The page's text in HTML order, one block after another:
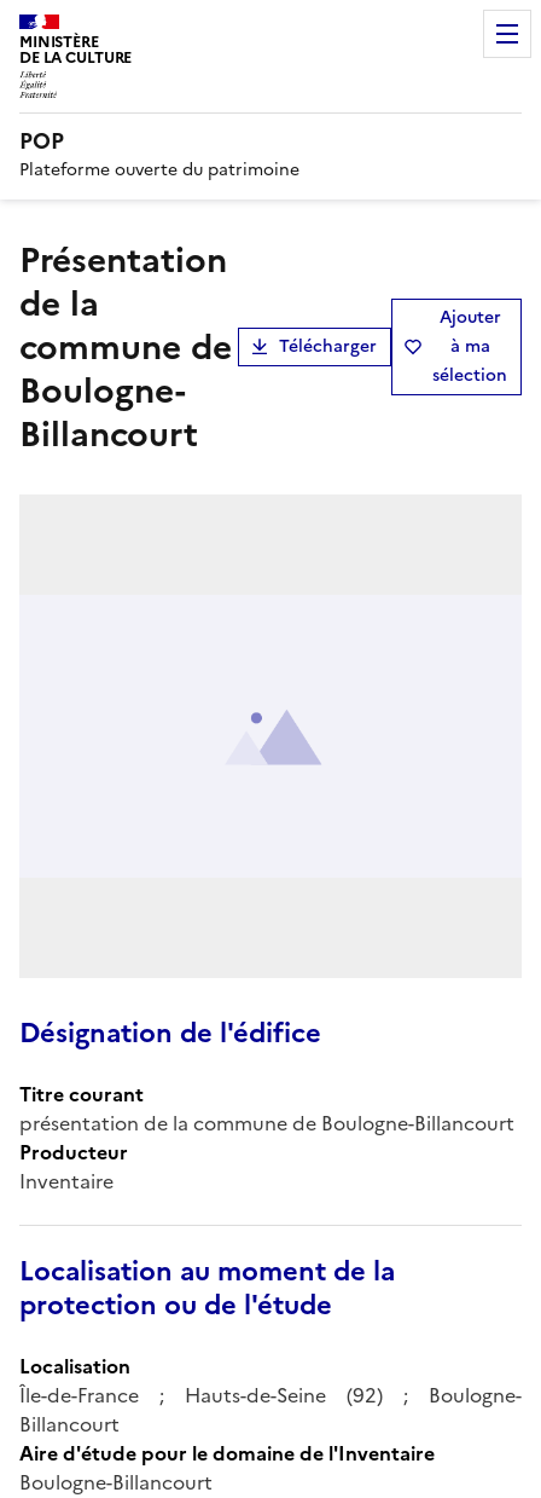
MINISTÈRE
DE LA CULTURE
POP
Plateforme ouverte du patrimoine
présentation
de la
commune de
Boulogne-
Billancourt
Télécharger
Ajouter
à ma
sélection
Désignation de l'édifice
Titre courant
présentation de la commune de Boulogne-Billancourt
Producteur
Inventaire
Localisation au moment de la
protection ou de l'étude
Localisation
Île-de-France ; Hauts-de-Seine (92) ; Boulogne-
Billancourt
Aire d'étude pour le domaine de l'Inventaire
Boulogne-Billancourt